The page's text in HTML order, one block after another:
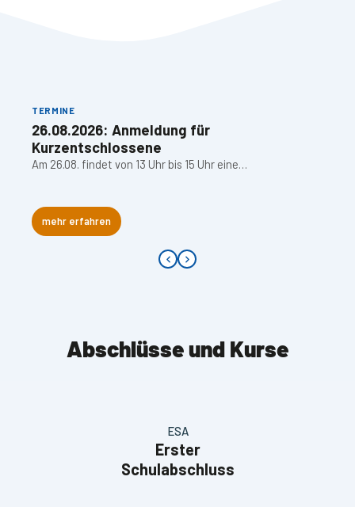
TERMINE
26.08.2026: Anmeldung für
Kurzentschlossene
Am 26.08. findet von 13 Uhr bis 15 Uhr eine…
mehr erfahren
Abschlüsse und Kurse
ESA
Erster
Schulabschluss